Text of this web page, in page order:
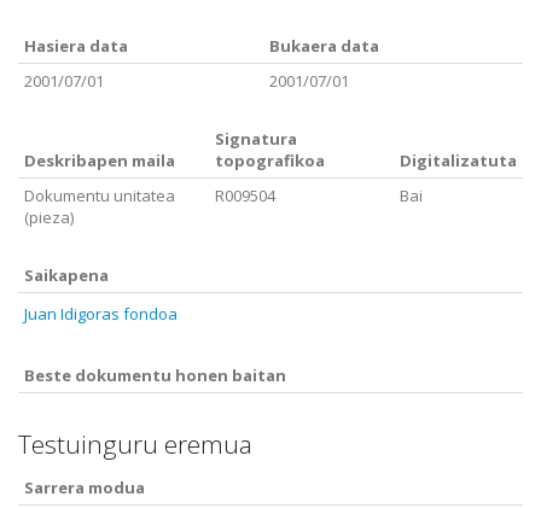
Hasiera data
Bukaera data
2001/07/01
2001/07/01
Deskribapen maila
Signatura
topografikoa
Digitalizatuta
Dokumentu unitatea
(pieza)
R009504 Bai
Saikapena
Juan Idigoras fondoa
Beste dokumentu honen baitan
Testuinguru eremua
Sarrera modua